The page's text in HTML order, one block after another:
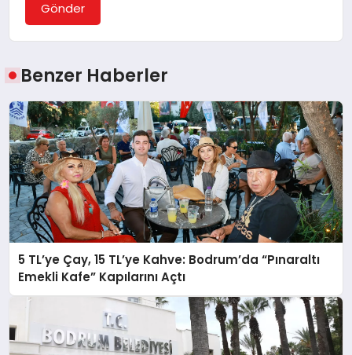
Gönder
Benzer Haberler
5 TL’ye Çay, 15 TL’ye Kahve: Bodrum’da “Pınaraltı
Emekli Kafe” Kapılarını Açtı